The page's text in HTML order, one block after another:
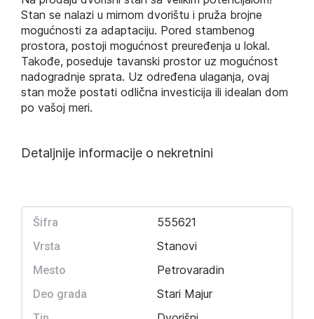
Stan se nalazi u mirnom dvorištu i pruža brojne
mogućnosti za adaptaciju. Pored stambenog
prostora, postoji mogućnost preuređenja u lokal.
Takođe, poseduje tavanski prostor uz mogućnost
nadogradnje sprata. Uz određena ulaganja, ovaj
stan može postati odlična investicija ili idealan dom
po vašoj meri.
Detaljnije informacije o nekretnini
Šifra 555621
Vrsta Stanovi
Mesto Petrovaradin
Deo grada Stari Majur